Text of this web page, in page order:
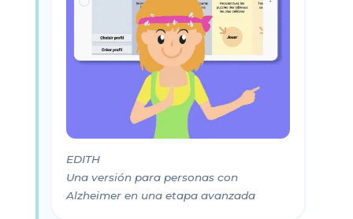
EDITH
Una versión para personas con
Alzheimer en una etapa avanzada